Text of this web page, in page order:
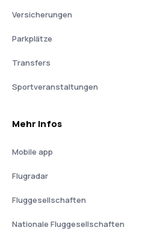
Versicherungen
Parkplätze
Transfers
Sportveranstaltungen
Mehr Infos
Mobile app
Flugradar
Fluggesellschaften
Nationale Fluggesellschaften